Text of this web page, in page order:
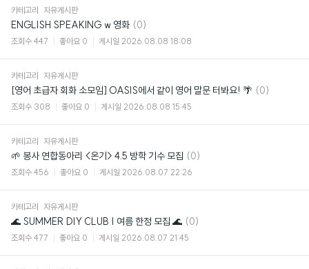
카테고리 자유게시판
ENGLISH SPEAKING w 영화 댓
글
(0)
조회수 447 좋아요 0 게시일 2026.08.08 18:08
카테고리 자유게시판
[영어 초급자 회화 소모임] OASIS에서 같이 영어 말문 터봐요! 🌴 댓
(0)
조회수 308 좋아요 0 게시일 2026.08.08 15:45
카테고리 자유게시판
🌱 봉사 연합동아리 <온기> 4.5 방학 기수 모집 댓
글
(0)
조회수 456 좋아요 0 게시일 2026.08.07 22:26
카테고리 자유게시판
🌊 SUMMER DIY CLUB | 여름 한정 모집 🌊 댓
글
(0)
조회수 477 좋아요 0 게시일 2026.08.07 21:45